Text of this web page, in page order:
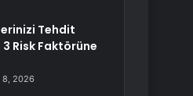
Tehdit
3 Risk Faktörüne
8, 2026